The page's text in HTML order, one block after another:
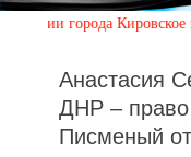
города Кировское по
Анастасия
ДНР – право
Писменый